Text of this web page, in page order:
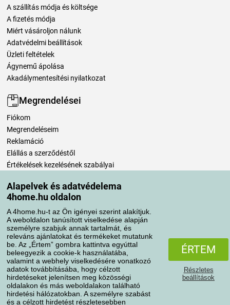
Alapelvek és adatvédelema
4home.hu oldalon
A 4home.hu-t az Ön igényei szerint alakítjuk.
A weboldalon tanúsított viselkedése alapján
személyre szabjuk annak tartalmát, és
releváns ajánlatokat és termékeket mutatunk
be. Az „Értem” gombra kattintva egyúttal
beleegyezik a cookie-k használatába,
valamint a webhely viselkedésére vonatkozó
adatok továbbításába, hogy célzott
hirdetéseket jelenítsen meg közösségi
oldalakon és más weboldalakon található
hirdetési hálózatokban. A személyre szabást
és a célzott hirdetést részletesebben
ÉRTEM
Részletes
beállítások
A szállítás módja és költsége
A fizetés módja
Miért vásároljon nálunk
Adatvédelmi beállítások
Üzleti feltételek
Ágynemű ápolása
Akadálymentesítési nyilatkozat
Megrendelései
Fiókom
Megrendeléseim
Reklamáció
Elállás a szerződéstől
Értékelések kezelésének szabályai
Szállítási módok
Fizetési módok